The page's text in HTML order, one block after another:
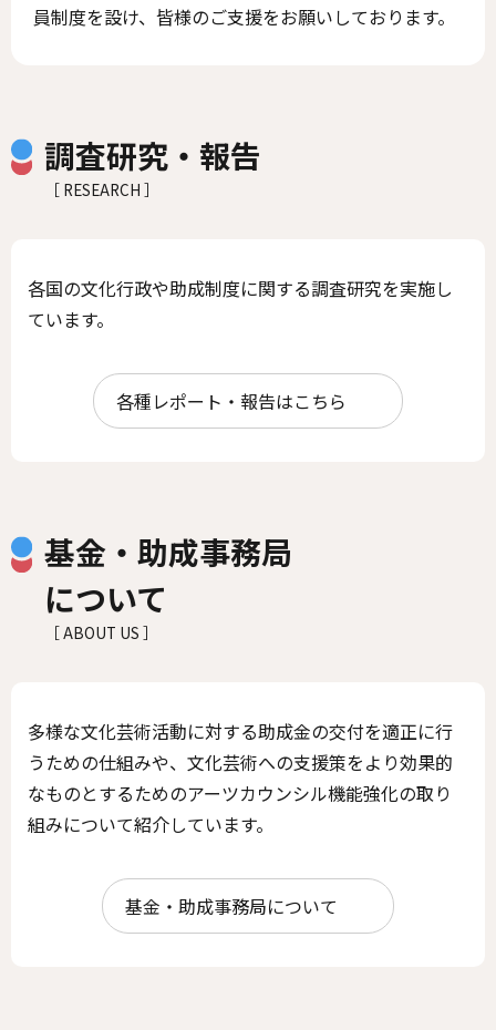
員制度を設け、皆様のご支援をお願いしております。
調査研究・報告
［ RESEARCH ］
各国の文化行政や助成制度に関する調査研究を実施し
ています。
各種レポート・報告はこちら
基金・助成事務局
について
［ ABOUT US ］
多様な文化芸術活動に対する助成金の交付を適正に行
うための仕組みや、文化芸術への支援策をより効果的
なものとするためのアーツカウンシル機能強化の取り
組みについて紹介しています。
基金・助成事務局について